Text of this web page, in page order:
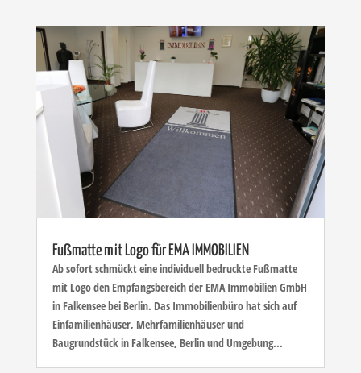
Fußmatte mit Logo für EMA IMMOBILIEN
Ab sofort schmückt eine individuell bedruckte Fußmatte
mit Logo den Empfangsbereich der EMA Immobilien GmbH
in Falkensee bei Berlin. Das Immobilienbüro hat sich auf
Einfamilienhäuser, Mehrfamilienhäuser und
Baugrundstück in Falkensee, Berlin und Umgebung...